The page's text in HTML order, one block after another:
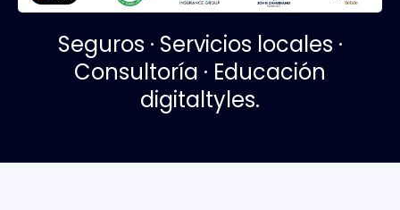
Seguros · Servicios locales ·
Consultoría · Educación
digitaltyles.